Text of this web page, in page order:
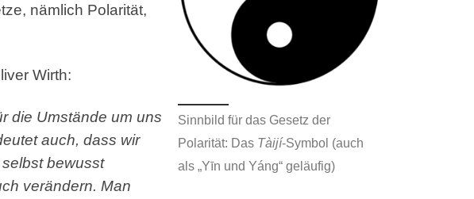
Sinnbild für das Gesetz der
Polarität: Das Tàijí-Symbol (auch
als „Yīn und Yáng“ geläufig)
nämlich Polarität,
Wirth:
die Umstände um uns
auch, dass wir
bewusst
verändern. Man